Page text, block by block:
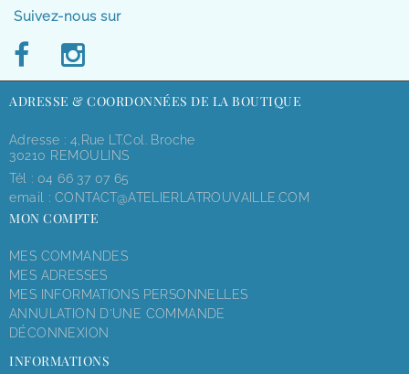
Suivez-nous sur
ADRESSE & COORDONNÉES DE LA BOUTIQUE
Adresse : 4,rue LT.Col. Broche
30210 REMOULINS
Tél : 04 66 37 07 65
email : CONTACT@ATELIERLATROUVAILLE.COM
MON COMPTE
MES COMMANDES
MES ADRESSES
MES INFORMATIONS PERSONNELLES
ANNULATION D'UNE COMMANDE
DÉCONNEXION
INFORMATIONS